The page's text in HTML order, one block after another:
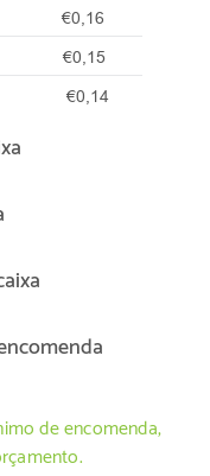
€0,16
€0,15
€0,14
de encomenda,